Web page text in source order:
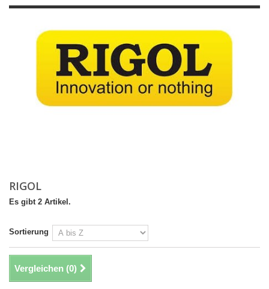
RIGOL
Es gibt 2 Artikel.
Sortierung
Vergleichen (0)